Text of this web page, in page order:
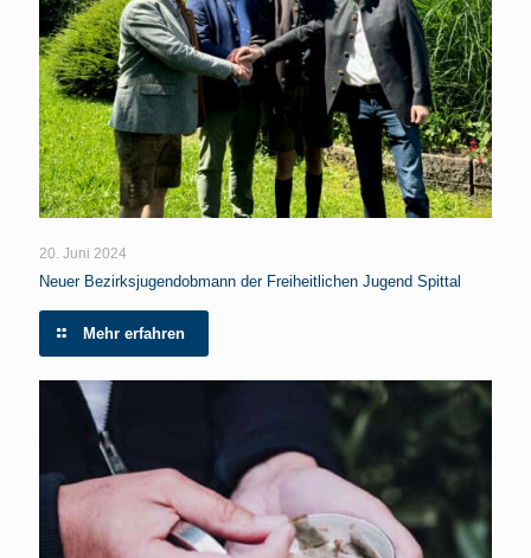
20. Juni 2024
Neuer Bezirksjugendobmann der Freiheitlichen Jugend Spittal
Mehr erfahren